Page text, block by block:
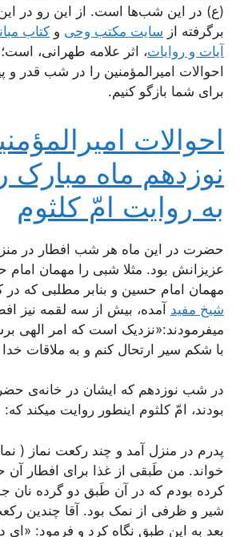
(ع) در این شب‌ها است. از این رو در
برگرفته از سایت مکتب وحی و کتاب
آیات و روایات، اثر علامه طهرانی،
احوالات امیرالمؤمنین را در شب قدر
برای شما بازگو کنیم.
احوالات
نوزدهم ماه
به روایت امّ کلثوم
حضرت در این ماه هر شب افطار در
عزیزانش بود. مثلا شبی را مهمان
مهمان امام حسین و بنابر مطلبی که در
شیخ مفید آمده، بیش از سه لقمه نیز
میفرمودند:«نزدیک است که امر الهی
با شکم سیر ارتحال کنم و به ملاقات
در شب نوزدهم که ایشان در خانه‌ی
بودند، امّ کلثوم اینطور روایت میکند که:
پدرم در منزل آمد و چند رکعت نماز (
خواند. من طَبقی از غذا برای افطار
کرده بودم که در آن طَبق دو گرده نان
شیر و ظرفی از نمک بود. آقا چندین
بعد به این طبق نگاه کرد و فرمود: «ای